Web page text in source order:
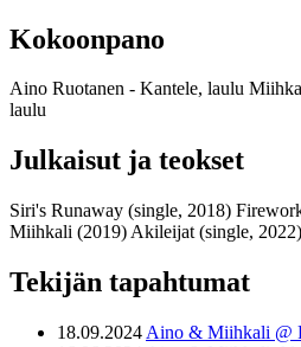
Kokoonpano
Aino Ruotanen - Kantele, laulu
laulu
Julkaisut ja teokset
Siri's Runaway (single, 2018)
Miihkali (2019) Akileijat (single, 2022)
Tekijän tapahtumat
18.09.2024 Aino & Miihkali @